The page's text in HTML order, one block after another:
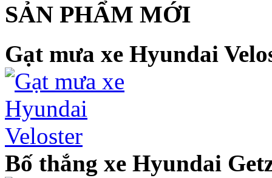
SẢN PHẨM MỚI
Gạt mưa xe Hyundai
Bố thắng xe Hyundai